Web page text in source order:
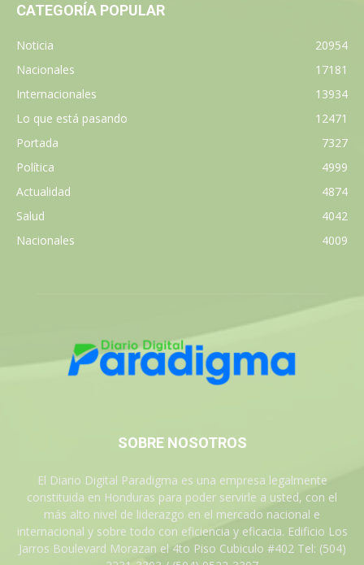
CATEGORÍA POPULAR
Noticia
20954
Nacionales
17181
Internacionales
13934
Lo que está pasando
12471
Portada
7327
Política
4999
Actualidad
4874
Salud
4042
Nacionales
4009
SOBRE NOSOTROS
El Diario Digital Paradigma es una empresa legalmente
constituida en Honduras para poder servirle a usted, con el
más alto nivel de liderazgo en el mercado nacional e
internacional y sobre todo con eficiencia y eficacia. Edificio Los
Jarros Boulevard Morazan el 4to Piso Cubiculo #402 Tel: (504)